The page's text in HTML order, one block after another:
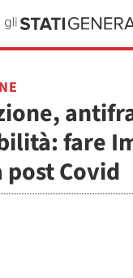
fare
post Covid